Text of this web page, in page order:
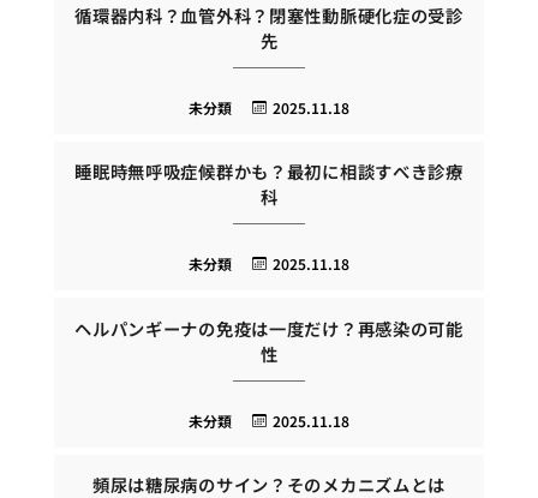
循環器内科？血管外科？閉塞性動脈硬化症の受診
先
2025.11.18
未分類
睡眠時無呼吸症候群かも？最初に相談すべき診療
科
2025.11.18
未分類
ヘルパンギーナの免疫は一度だけ？再感染の可能
性
2025.11.18
未分類
頻尿は糖尿病のサイン？そのメカニズムとは